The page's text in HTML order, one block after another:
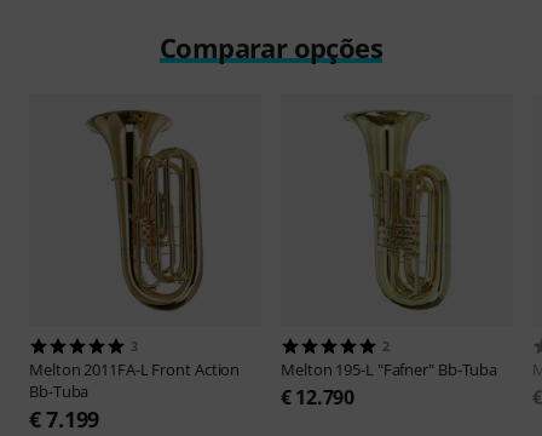
Comparar opções
3
Melton 2011FA-L Front Action
Bb-Tuba
€ 7.199
2
Melton 195-L "Fafner" Bb-Tuba
€ 12.790